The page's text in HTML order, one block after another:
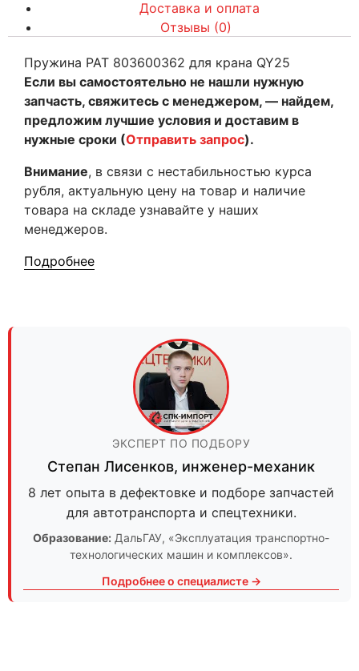
Доставка и оплата
Отзывы (0)
Пружина PAT 803600362 для крана QY25
Если вы самостоятельно не нашли нужную
запчасть, свяжитесь с менеджером, — найдем,
предложим лучшие условия и доставим в
нужные сроки (Отправить запрос).
Внимание, в связи с нестабильностью курса
рубля, актуальную цену на товар и наличие
товара на складе узнавайте у наших
менеджеров.
Подробнее
ЭКСПЕРТ ПО ПОДБОРУ
Степан Лисенков, инженер-механик
8 лет опыта в дефектовке и подборе запчастей
для автотранспорта и спецтехники.
Образование: ДальГАУ, «Эксплуатация транспортно-
технологических машин и комплексов».
Подробнее о специалисте →